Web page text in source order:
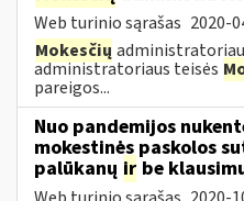
Web turinio sąrašas 2020-
Mokesčių
administratoriaus teisės
pareigos...
Nuo pandemijos
mokestinės paskolos
palūkanų ir be